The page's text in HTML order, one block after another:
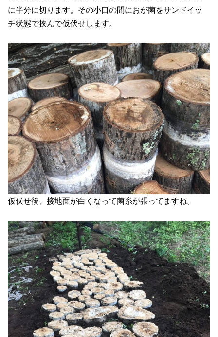
に半分に切ります。その小口の間におが菌をサンドイッ
チ状態で挟んで仮伏せします。
仮伏せ後、接地面が白くなって菌糸が張ってますね。